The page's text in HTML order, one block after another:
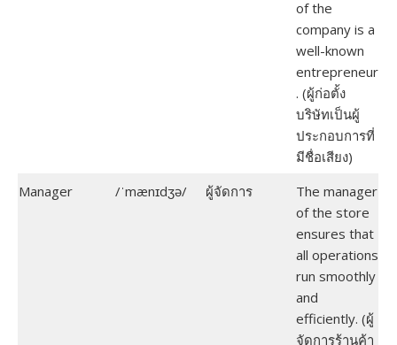
of the
company is a
well-known
entrepreneur
. (ผู้ก่อตั้ง
บริษัทเป็นผู้
ประกอบการที่
มีชื่อเสียง)
Manager
/ˈmænɪdʒə/ ผู้จัดการ
The manager
of the store
ensures that
all operations
run smoothly
and
efficiently. (ผู้
จัดการร้านค้า